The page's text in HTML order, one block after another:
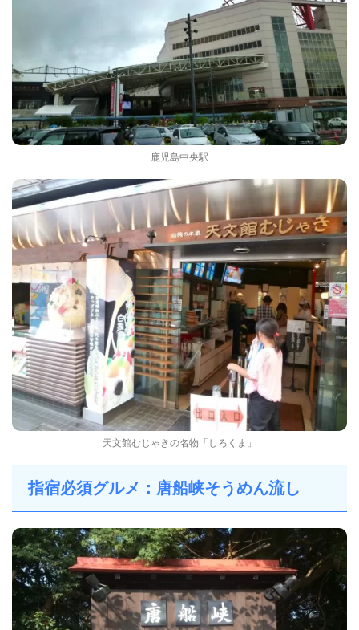
鹿児島中央駅
天文館むじゃきの名物「しろくま」
指宿必須グルメ：唐船峡そうめん流し